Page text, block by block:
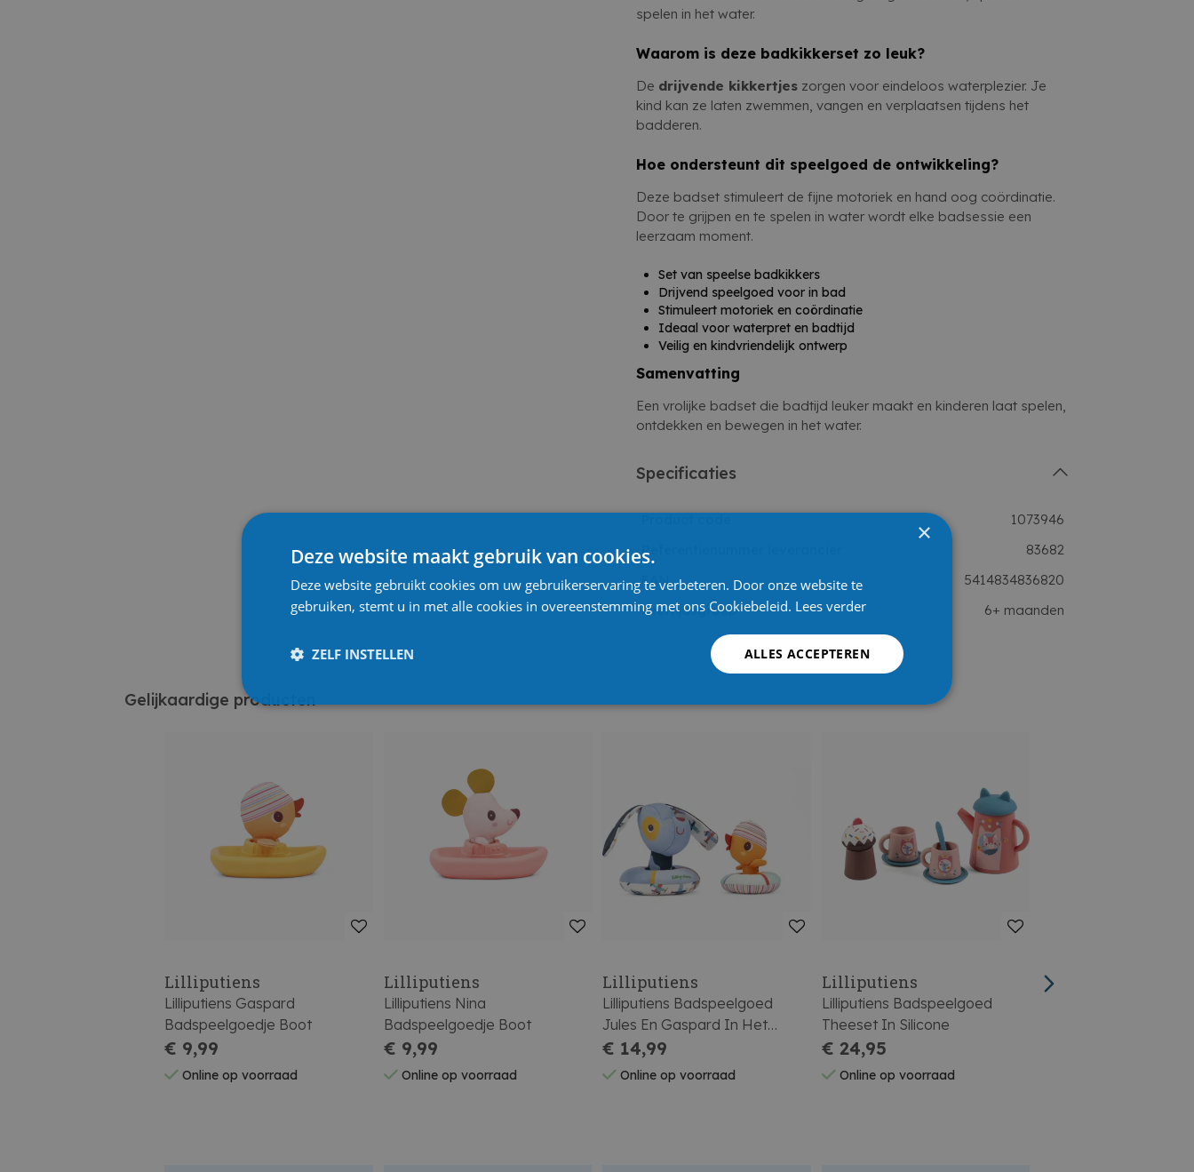
spelen in het water.
Waarom is deze badkikkerset zo leuk?
De drijvende kikkertjes zorgen voor eindeloos waterplezier. Je
kind kan ze laten zwemmen, vangen en verplaatsen tijdens het
badderen.
Hoe ondersteunt dit speelgoed de ontwikkeling?
Deze badset stimuleert de fijne motoriek en hand oog coördinatie.
Door te grijpen en te spelen in water wordt elke badsessie een
leerzaam moment.
Set van speelse badkikkers
Drijvend speelgoed voor in bad
Stimuleert motoriek en coördinatie
Ideaal voor waterpret en badtijd
Veilig en kindvriendelijk ontwerp
Samenvatting
Een vrolijke badset die badtijd leuker maakt en kinderen laat spelen,
ontdekken en bewegen in het water.
Specificaties
1073946
Referentienummer leverancier
83682
EAN
5414834836820
Leeftijdsgroep
6+ maanden
Gelijkaardige producten
Lilliputiens
Lilliputiens Gaspard
Badspeelgoedje Boot
€ 9,99
Online op voorraad
Lilliputiens
Lilliputiens Nina
Badspeelgoedje Boot
€ 9,99
Online op voorraad
Lilliputiens
Lilliputiens Badspeelgoed
Jules En Gaspard In Het
Water
€ 14,99
Online op voorraad
Lilliputiens
Lilliputiens Badspeelgoed
Theeset In Silicone
€ 24,95
Online op voorraad
Lilliputiens
×
Deze website maakt gebruik van cookies.
Deze website gebruikt cookies om uw gebruikerservaring te verbeteren. Door onze website te
gebruiken, stemt u in met alle cookies in overeenstemming met ons Cookiebeleid. Lees verder
ALLES ACCEPTEREN
ZELF INSTELLEN